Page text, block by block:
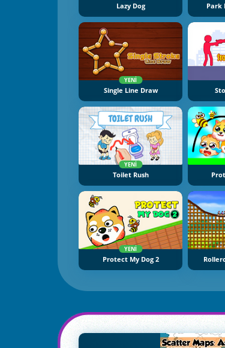
Lazy Dog Park
YENI
Single Line Draw
YENI
Toilet Rush
YENI
Protect My Dog 2